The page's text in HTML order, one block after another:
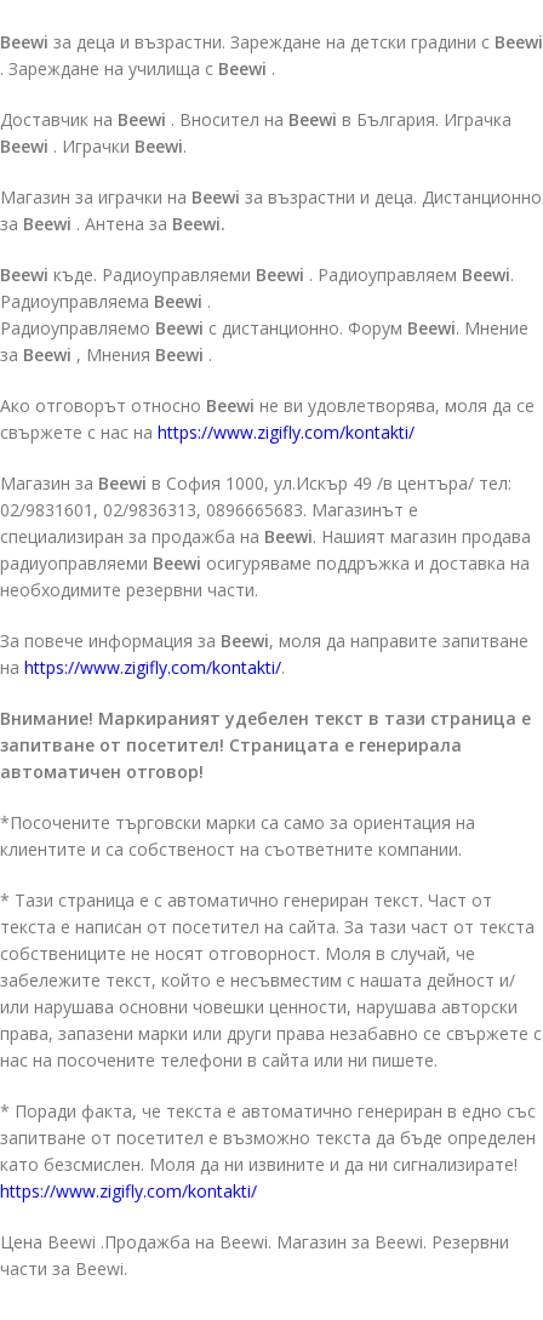
Beewi за деца и възрастни. Зареждане на детски градини с Beewi
. Зареждане на училища с Beewi .
Доставчик на Beewi . Вносител на Beewi в България. Играчка
Beewi . Играчки Beewi.
Магазин за играчки на Beewi за възрастни и деца. Дистанционно
за Beewi . Антена за Beewi.
Beewi къде. Радиоуправляеми Beewi . Радиоуправляем Beewi.
Радиоуправляема Beewi .
Радиоуправляемо Beewi с дистанционно. Форум Beewi. Мнение
за Beewi , Мнения Beewi .
Ако отговорът относно Beewi не ви удовлетворява, моля да се
свържете с нас на https://www.zigifly.com/kontakti/
Магазин за Beewi в София 1000, ул.Искър 49 /в центъра/ тел:
02/9831601, 02/9836313, 0896665683. Магазинът е
специализиран за продажба на Beewi. Нашият магазин продава
радиуоправляеми Beewi осигуряваме поддръжка и доставка на
необходимите резервни части.
За повече информация за Beewi, моля да направите запитване
на https://www.zigifly.com/kontakti/.
Внимание! Маркираният удебелен текст в тази страница е
запитване от посетител! Страницата е генерирала
автоматичен отговор!
*Посочените търговски марки са само за ориентация на
клиентите и са собственост на съответните компании.
* Тази страница е с автоматично генериран текст. Част от
текста е написан от посетител на сайта. За тази част от текста
собствениците не носят отговорност. Моля в случай, че
забележите текст, който е несъвместим с нашата дейност и/
или нарушава основни човешки ценности, нарушава авторски
права, запазени марки или други права незабавно се свържете с
нас на посочените телефони в сайта или ни пишете.
* Поради факта, че текста е автоматично генериран в едно със
запитване от посетител е възможно текста да бъде определен
като безсмислен. Моля да ни извините и да ни сигнализирате!
https://www.zigifly.com/kontakti/
Цена Beewi .Продажба на Beewi. Магазин за Beewi. Резервни
части за Beewi.